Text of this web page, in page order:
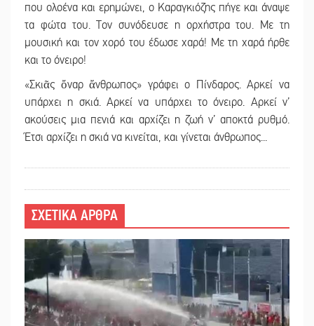
που ολοένα και ερημώνει, ο Καραγκιόζης πήγε και άναψε
τα φώτα του. Τον συνόδευσε η ορχήστρα του. Με τη
μουσική και τον χορό του έδωσε χαρά! Με τη χαρά ήρθε
και το όνειρο!
«Σκιᾶς ὄναρ ἄνθρωπος» γράφει ο Πίνδαρος. Αρκεί να
υπάρχει η σκιά. Αρκεί να υπάρχει το όνειρο. Αρκεί ν’
ακούσεις μια πενιά και αρχίζει η ζωή ν’ αποκτά ρυθμό.
Έτσι αρχίζει η σκιά να κινείται, και γίνεται άνθρωπος...
ΣΧΕΤΙΚΑ ΑΡΘΡΑ